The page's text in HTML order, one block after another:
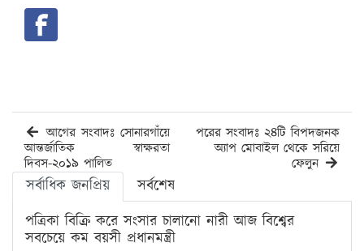
আগের সংবাদঃ সোনারগাঁয়ে
আন্তর্জাতিক স্বাক্ষরতা
দিবস-২০১৯ পালিত
পরের সংবাদঃ ২৪টি বিপদজনক
অ্যাপ মোবাইল থেকে সরিয়ে
ফেলুন
সর্বাধিক জনপ্রিয়
সর্বশেষ
পত্রিকা বিক্রি করে সংসার চালানো নারী আজ বিশ্বের
সবচেয়ে কম বয়সী প্রধানমন্ত্রী